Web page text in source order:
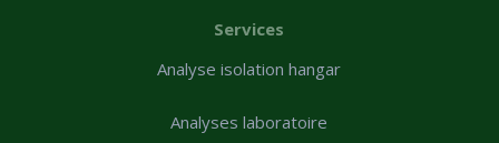
Services
Analyse isolation hangar
Analyses laboratoire